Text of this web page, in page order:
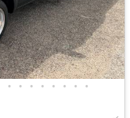
• • • • • • • •